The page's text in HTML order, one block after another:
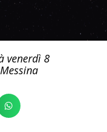
venerdì 8